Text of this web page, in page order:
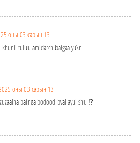
оны 03 сарын 13
khunii tuluu amidarch baigaa yu\n
оны 03 сарын 13
bainga bodood bval ayul shu ⁉️